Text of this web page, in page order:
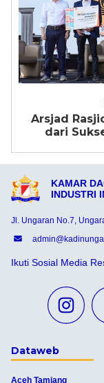
Arsjad
dari
KAMAR
INDUSTRI
Jl. Ungaran No.7,
Ikuti Sosial Media
Dataweb
Aceh Tamiang